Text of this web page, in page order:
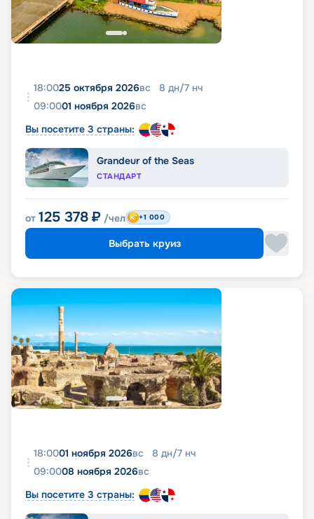
18:0025 октября 2026вс 8 дн/7 нч
09:0001 ноября 2026вс
Вы посетите 3 страны:
Grandeur of the Seas
СТАНДАРТ
от 125 378 ₽ /чел +1 000
Выбрать круиз
18:0001 ноября 2026вс 8 дн/7 нч
09:0008 ноября 2026вс
Вы посетите 3 страны: